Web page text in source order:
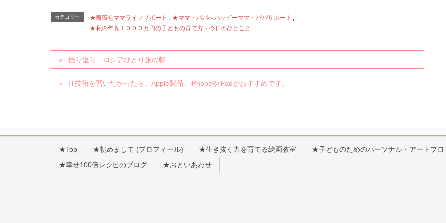
カテゴリー ★薔薇色ママライフサポート , ★ママ・パパへハッピーママ・パパサポート ,
★私の年収１０００万円の子どもの育て方・今日のひとこと
振り返り ロシアひとり旅の朝
IT技術を習いたかったら、Apple製品、iPhoneやiPadがおすすめです。
★Top ★初めまして (プロフィール) ★生き抜く力を育てる絵画教室
★子どものためのパーソナル・アートプロ
★幸せ100倍レシピのブログ
★おといあわせ